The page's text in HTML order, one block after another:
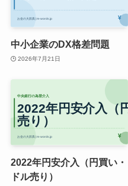
中小企業のDX格差問題
2026年7月21日
2022年円安介入（円買い・
ドル売り）